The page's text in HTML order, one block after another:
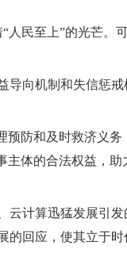
人民至上”的光芒。
导向机制和失信惩
预防和及时救济义务
主体的合法权益，助
云计算迅猛发展引发
的回应，使其立于时